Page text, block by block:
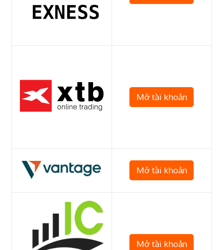
Mở tài khoản
Mở tài khoản
Mở tài khoản